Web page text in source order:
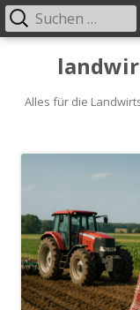
InhaltAlles für die
Primäres
Menü